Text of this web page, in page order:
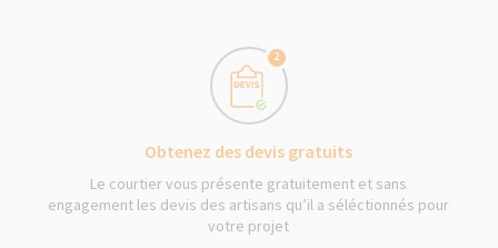
2
Obtenez des devis gratuits
Le courtier vous présente gratuitement et sans
engagement les devis des artisans qu’il a séléctionnés pour
votre projet